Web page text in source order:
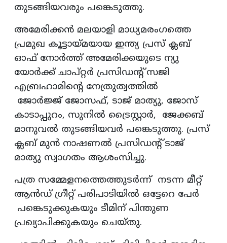
തുടങ്ങിയവരും പങ്കെടുത്തു.
അമേരിക്കൻ മലയാളി മാധ്യമരംഗത്തെ
പ്രമുഖ കൂട്ടായ്മയായ ഇന്ത്യ പ്രസ് ക്ലബ്
ഓഫ് നോർത്ത് അമേരിക്കയുടെ ന്യു
യോർക്ക് ചാപ്റ്റർ പ്രസിഡന്റ് സജി
എബ്രഹാമിന്റെ നേത്രുത്വത്തിൽ
ജോർജ്ജ് ജോസഫ്, ടാജ് മാത്യു, ജോസ്
കാടാപ്പുറം, സുനിൽ ട്രൈസ്റ്റാർ, ജേക്കബ്
മാനുവൽ തുടങ്ങിയവർ പങ്കെടുത്തു. പ്രസ്
ക്ലബ് മുൻ നാഷണൽ പ്രസിഡന്റ് ടാജ്
മാത്യു സ്വാഗതം ആശംസിച്ചു.
പത്ര സമ്മേളനത്തെത്തുടർന്ന് നടന്ന മീറ്റ്
ആൻഡ് ഗ്രീറ്റ് പരിപാടിയിൽ ഒട്ടേറെ പേർ
പങ്കെടുക്കുകയും ടീമിന് പിന്തുണ
പ്രഖ്യാപിക്കുകയും ചെയ്തു.